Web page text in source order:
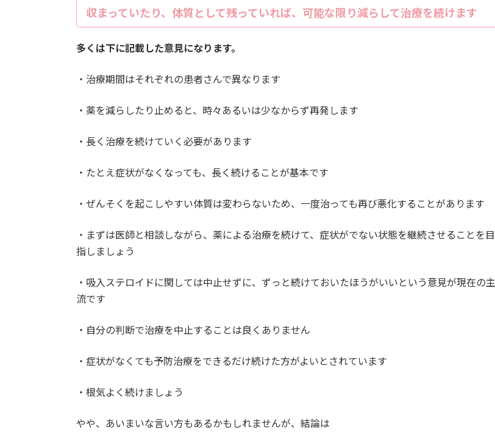
収まっていたり、体質として残っていれば、可能な限り減らして治療を続けます
多くは下に記載した意見になります。
・治療期間はそれぞれの患者さんで異なります
・薬を減らしたり止めると、時々あるいは少なからず再発します
・長く治療を続けていく必要があります
・たとえ症状がなくなっても、長く続けることが基本です
・ぜんそくを起こしやすい体質は変わらないため、一度治っても再び悪化することがあります
・まずは医師と相談しながら、薬による治療を続けて、症状がでない状態を継続させることを目
指しましょう
・吸入ステロイドに関しては中止せずに、ずっと続けておいたほうがいいという意見が現在の主
流です
・自分の判断で治療を中止することは良くありません
・症状がなくても予防治療をできるだけ続けた方がよいとされています
・根気よく続けましょう
やや、あいまいな言い方もあるかもしれませんが、結論は